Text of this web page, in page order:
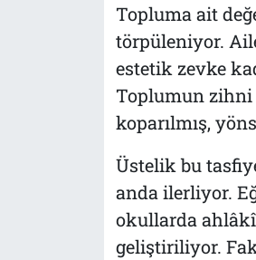
Topluma ait
törpüleniyor.
estetik zevke
Toplumun
koparılmış,
Üstelik bu
anda ilerliyor.
okullarda
geliştiriliyor.